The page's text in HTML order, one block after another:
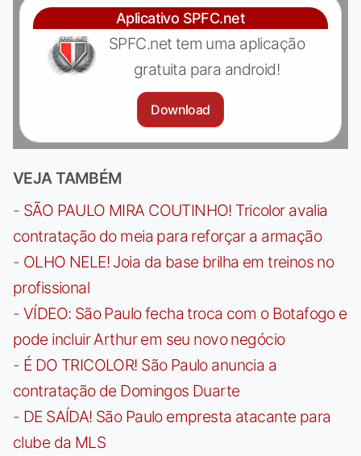
Aplicativo SPFC.net
SPFC.net tem uma aplicação
gratuita para android!
Download
VEJA TAMBÉM
- SÃO PAULO MIRA COUTINHO! Tricolor avalia
contratação do meia para reforçar a armação
- OLHO NELE! Joia da base brilha em treinos no
profissional
- VÍDEO: São Paulo fecha troca com o Botafogo e
pode incluir Arthur em seu novo negócio
- É DO TRICOLOR! São Paulo anuncia a
contratação de Domingos Duarte
- DE SAÍDA! São Paulo empresta atacante para
clube da MLS